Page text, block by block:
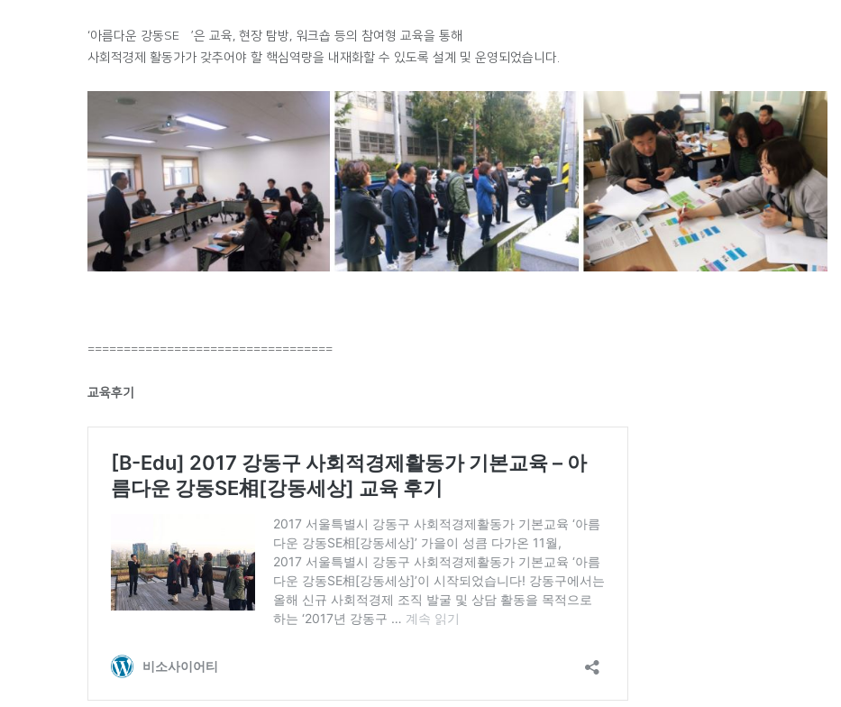
‘아름다운 강동SE想’은 교육, 현장 탐방, 워크숍 등의 참여형 교육을 통해
사회적경제 활동가가 갖추어야 할 핵심역량을 내재화할 수 있도록 설계 및 운영되었습니다.
==================================
교육후기